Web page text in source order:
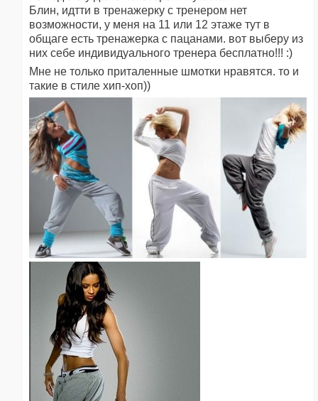
Блин, идтти в тренажерку с тренером нет
возможности, у меня на 11 или 12 этаже тут в
общаге есть тренажерка с пацанами. вот выберу из
них себе индивидуального тренера бесплатно!!! :)
Мне не только приталенные шмотки нравятся. то и
такие в стиле хип-хоп))